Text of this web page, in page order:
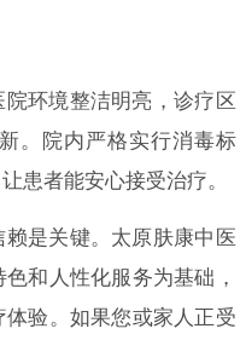
环境整洁明亮，诊疗区
。院内严格实行消毒标
患者能安心接受治疗。
是关键。太原肤康中医
和人性化服务为基础，
验。如果您或家人正受